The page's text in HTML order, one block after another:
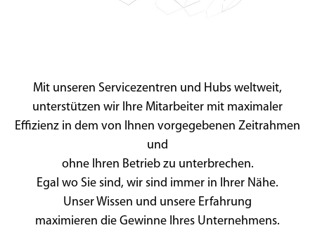
Mit unseren Servicezentren und Hubs weltweit,
unterstützen wir Ihre Mitarbeiter mit maximaler
Effizienz in dem von Ihnen vorgegebenen Zeitrahmen
und
ohne Ihren Betrieb zu unterbrechen.
Egal wo Sie sind, wir sind immer in Ihrer Nähe.
Unser Wissen und unsere Erfahrung
maximieren die Gewinne Ihres Unternehmens.